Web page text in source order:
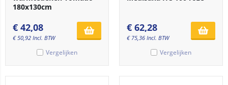
180x130cm
€ 42,08
€50,92 Incl. BTW
Vergelijken
€ 62,28
€ 75,36 Incl. BTW
Vergelijken